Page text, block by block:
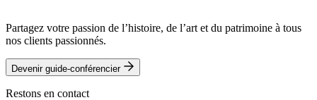
Partagez votre passion de l’histoire, de l’art et du patrimoine à tous
nos clients passionnés.
Devenir guide-conférencier
Restons en contact